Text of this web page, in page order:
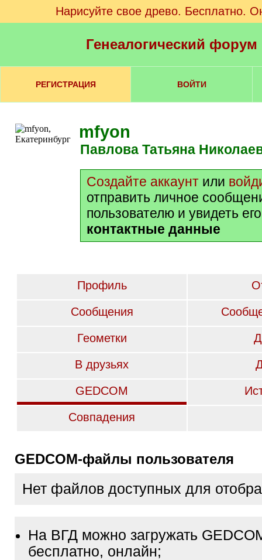
Нарисуйте свое древо. Бесплатно.
Генеалогический
РЕГИСТРАЦИЯ ВОЙТИ
mfyon
Павлова Татьяна
Создайте аккаунт или
отправить личное
пользователю и увидеть
контактные данные
Профиль
Сообщения
Геометки
В друзьях
GEDCOM
Совпадения
GEDCOM-файлы пользователя
Нет файлов доступных для
На ВГД можно загружать
бесплатно, онлайн;